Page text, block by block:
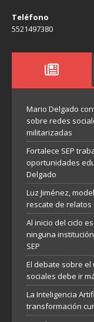
Teléfono
5521497380
Mario Delgado
sobre redes
militarizadas
Fortalece SEP
oportunidades
Delgado
Luz Jiménez,
rescate de relatos
Al inicio del ciclo
ninguna
SEP
El debate sobre
sociales debe ir
La Inteligencia
transformación